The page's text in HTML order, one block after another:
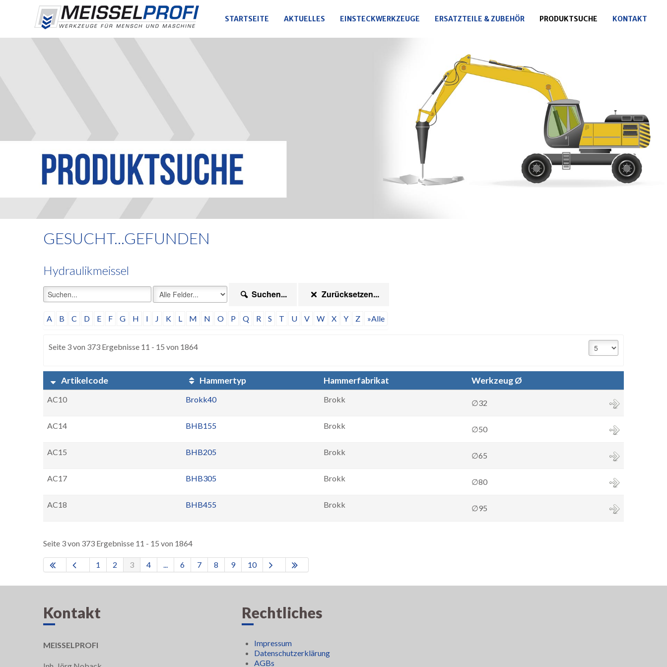
STARTSEITE AKTUELLES EINSTECKWERKZEUGE ERSATZTEILE & ZUBEHÖR PRODUKTSUCHE KONTAKT
GESUCHT...GEFUNDEN
Hydraulikmeissel
Suchen... Zurücksetzen...
A B C D E F G H I J K L M N O P Q R S T U V W X Y Z »Alle
Seite 3 von 373 Ergebnisse 11 - 15 von 1864
Artikelcode Hammertyp Hammerfabrikat Werkzeug Ø
AC10 Brokk40 Brokk ∅32
AC14 BHB155 Brokk ∅50
AC15 BHB205 Brokk ∅65
AC17 BHB305 Brokk ∅80
AC18 BHB455 Brokk ∅95
Seite 3 von 373 Ergebnisse 11 - 15 von 1864
1 2 3 4 6 7 8 9 10
Kontakt
MEISSELPROFI
Rechtliches
Impressum
Datenschutzerklärung
AGBs